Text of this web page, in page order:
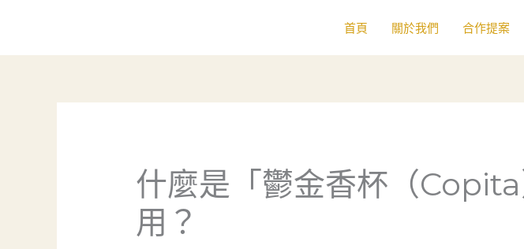
主
首頁 關於我們 合作提案
什麼是「鬱金香杯（
用？